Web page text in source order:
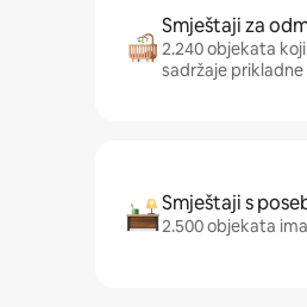
Smještaji za
2.240 objekata
sadržaje prikladne
Smještaji s
2.500 objekata